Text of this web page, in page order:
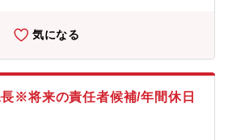
副社長が兼務をしております。【働き
て監査対応や開示資料作成などの業務に
原価計算業務など幅広い経理業務を経験
やる気次第ではさらに仕事の幅を拡げる
気になる
長※将来の責任者候補/年間休日